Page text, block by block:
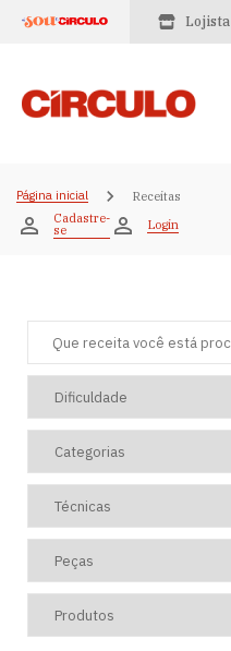
Lojista
Página inicial
Receitas
Cadastre-
se Login